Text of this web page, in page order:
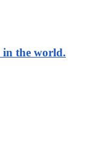
in the world.